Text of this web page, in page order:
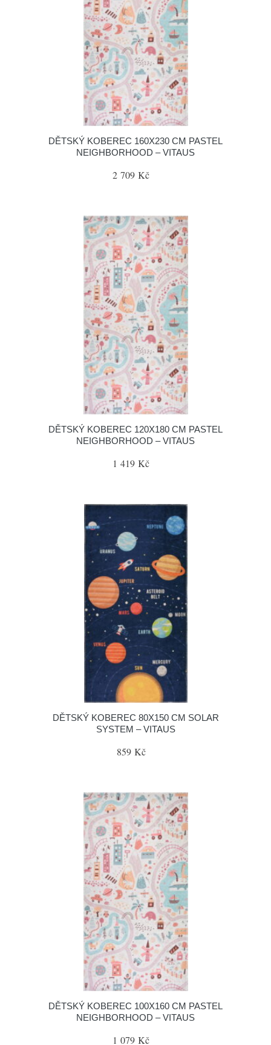
DĚTSKÝ KOBEREC 160X230 CM PASTEL
NEIGHBORHOOD – VITAUS
2 709 Kč
DĚTSKÝ KOBEREC 120X180 CM PASTEL
NEIGHBORHOOD – VITAUS
1 419 Kč
DĚTSKÝ KOBEREC 80X150 CM SOLAR
SYSTEM – VITAUS
859 Kč
DĚTSKÝ KOBEREC 100X160 CM PASTEL
NEIGHBORHOOD – VITAUS
1 079 Kč